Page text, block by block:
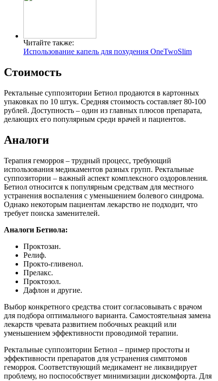
Читайте также:
Использование капель для похудения OneTwoSlim
Стоимость
Ректальные суппозитории Бетиол продаются в картонных
упаковках по 10 штук. Средняя стоимость составляет 80-100
рублей. Доступность – один из главных плюсов препарата,
делающих его популярным среди врачей и пациентов.
Аналоги
Терапия геморроя – трудный процесс, требующий
использования медикаментов разных групп. Ректальные
суппозитории – важный аспект комплексного оздоровления.
Бетиол относится к популярным средствам для местного
устранения воспаления с уменьшением болевого синдрома.
Однако некоторым пациентам лекарство не подходит, что
требует поиска заменителей.
Аналоги Бетиола:
Проктозан.
Релиф.
Прокто-гливенол.
Прелакс.
Проктозол.
Дафлон и другие.
Выбор конкретного средства стоит согласовывать с врачом
для подбора оптимального варианта. Самостоятельная замена
лекарств чревата развитием побочных реакций или
уменьшением эффективности проводимой терапии.
Ректальные суппозитории Бетиол – пример простоты и
эффективности препаратов для устранения симптомов
геморроя. Соответствующий медикамент не ликвидирует
проблему, но поспособствует минимизации дискомфорта. Для